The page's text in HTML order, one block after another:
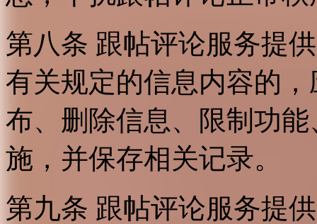
第八条 跟帖评论服务提
有关规定的信息内容的
布、删除信息、限制功
施，并保存相关记录。
第九条 跟帖评论服务提